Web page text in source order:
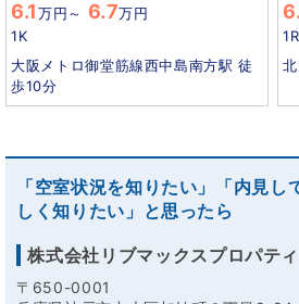
6.1万円～ 6.7万円
1K
大阪メトロ御堂筋線西中島南方駅 徒
歩10分
1R
「空室状況を知りたい」「内見
しく知りたい」と思ったら
株式会社リブマックスプロパテ
〒650-0001